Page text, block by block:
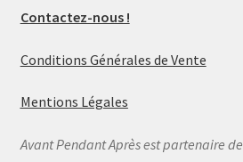
Contactez-nous !
Conditions Générales de Vente
Mentions Légales
Avant Pendant Après est partenaire de